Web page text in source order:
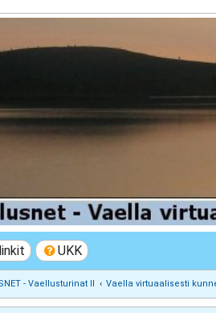
- Vaellusturinat II
vaeltamisesta ja Lapista
UKK
- Vaellusturinat II Vaella virtuaalisesti